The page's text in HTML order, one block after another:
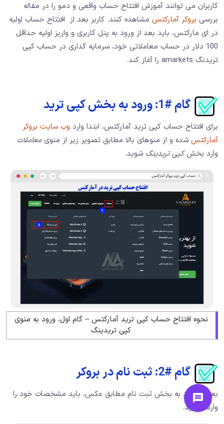
کاربران می توانند آموزش افتتاح حساب واقعی و دمو را در مقاله
بررسی بروکر آمارکتس مشاهده کنند. کاربر بعد از افتتاح حساب اولیه
در ای مارکتس، باید بعد از ورود به پنل کاربری و واریز اولیه حداقل
100 دلار در حساب معاملاتی خود، سرمایه گداری در حساب کپی
تریدنگ amarkets را آغاز کند.
گام #1: ورود به بخش کپی ترید
برای افتتاح حساب کپی ترید آمارکتس، ابتدا وارد وب سایت بروکر
آمارکتس شده و از منوهای بالا مطابق تصویر زیر از منویمعاملات
وارد بخشکپی تریدینگ شوید.
نحوه افتتاح حساب کپی ترید آمارکتس – گام اول، ورود به منوی
کپی تریدینگ
گام #2: ثبت نام در بروکر
بعد از ورود به بخش ثبت نام مطابق عکس، باید مشخصات خود را
وارد نمایید.